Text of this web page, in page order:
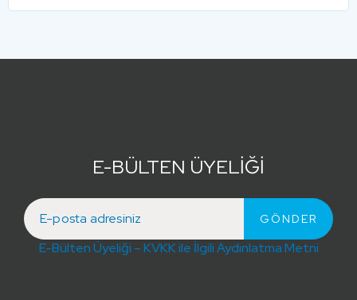
E-BÜLTEN ÜYELİĞİ
E-Bülten Üyeliği – KVKK ile İlgili Aydınlatma Metni